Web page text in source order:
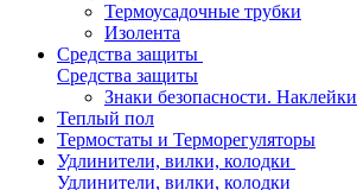
Термоусадочные трубки
Изолента
Средства защиты
Средства защиты
Знаки безопасности. Наклейки
Теплый пол
Термостаты и Терморегуляторы
Удлинители, вилки, колодки
Удлинители, вилки, колодки